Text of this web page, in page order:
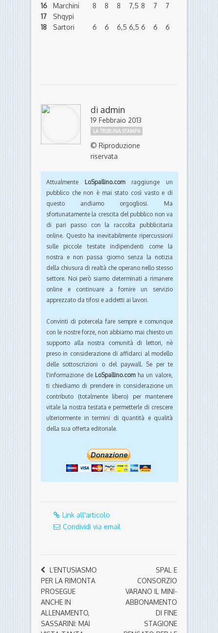
16
Marchini 8 8 8 7,5 8 7
7
17
Shqypi
18
Sartori 6 6 6,5 6,5 6 6 6
di admin
19 Febbraio 2013
LA TRIBUNA STAMPA
© Riproduzione
riservata
Attualmente LoSpallino.comraggiunge un
pubblico che non è mai stato così vasto e di
questo andiamo orgogliosi. Ma
sfortunatamente la crescita del pubblico non va
di pari passo con la raccolta pubblicitaria
online. Questo ha inevitabilmente ripercussioni
sulle piccole testate indipendenti come la
nostra e non passa giorno senza la notizia
della chiusura di realtà che operano nello stesso
settore. Noi però siamo determinati a rimanere
online e continuare a fornire un servizio
apprezzato da tifosi e addetti ai lavori.
Convinti di potercela fare sempre e comunque
con le nostre forze, non abbiamo mai chiesto un
supporto alla nostra comunità di lettori, nè
preso in considerazione di affidarci al modello
delle sottoscrizioni o del paywall. Se per te
l'informazione de LoSpallino.comha un valore,
ti chiediamo di prendere in considerazione un
contributo (totalmente libero) per mantenere
vitale la nostra testata e permetterle di crescere
ulteriormente in termini di quantità e qualità
della sua offerta editoriale.
Link all'articolo
Condividi via email
L’ENTUSIASMO
PER LA RIMONTA
PROSEGUE
ANCHE IN
ALLENAMENTO,
SASSARINI: MAI
SPAL E
CONSORZIO
VARANO IL MINI-
ABBONAMENTO
DI FINE
STAGIONE